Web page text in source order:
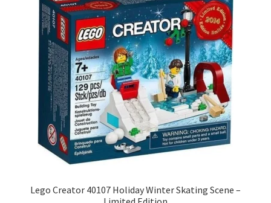
Lego Creator 40107 Holiday Winter Skating Scene –